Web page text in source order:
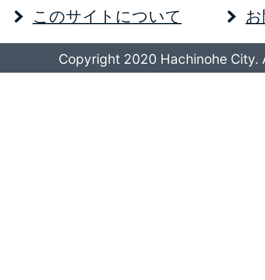
このサイトについて
Copyright 2020 Hachinohe City.